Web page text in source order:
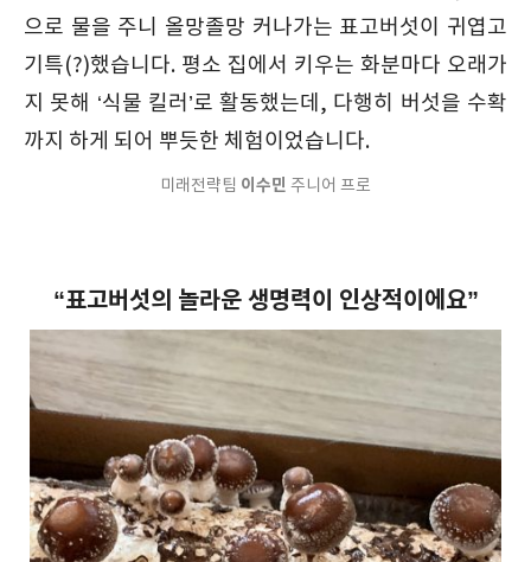
으로 물을 주니 올망졸망 커나가는 표고버섯이 귀엽고
기특(?)했습니다. 평소 집에서 키우는 화분마다 오래가
지 못해 ‘식물 킬러’로 활동했는데, 다행히 버섯을 수확
까지 하게 되어 뿌듯한 체험이었습니다.
미래전략팀 이수민 주니어 프로
“표고버섯의 놀라운 생명력이 인상적이에요”